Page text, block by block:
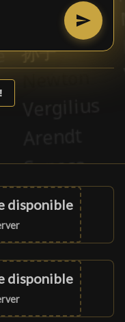
disponible
disponible